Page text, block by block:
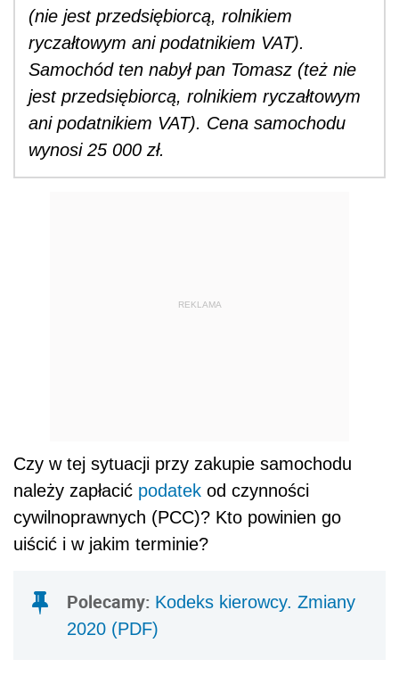
(nie jest przedsiębiorcą, rolnikiem
ryczałtowym ani podatnikiem VAT).
Samochód ten nabył pan Tomasz (też nie
jest przedsiębiorcą, rolnikiem ryczałtowym
ani podatnikiem VAT). Cena samochodu
wynosi 25 000 zł.
REKLAMA
Czy w tej sytuacji przy zakupie samochodu
należy zapłacić podatek od czynności
cywilnoprawnych (PCC)? Kto powinien go
uiścić i w jakim terminie?
Polecamy: Kodeks kierowcy. Zmiany
2020 (PDF)